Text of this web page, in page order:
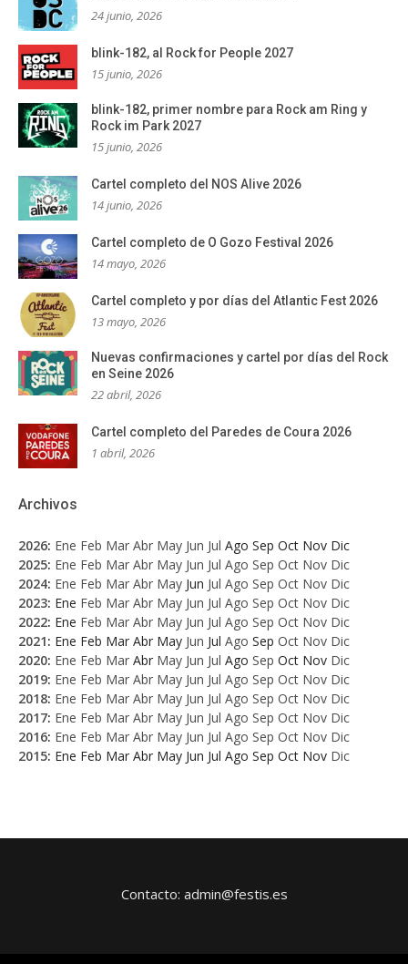
24 junio, 2026
blink-182, al Rock for People 2027
15 junio, 2026
blink-182, primer nombre para Rock am Ring y
Rock im Park 2027
15 junio, 2026
Cartel completo del NOS Alive 2026
14 junio, 2026
Cartel completo de O Gozo Festival 2026
14 mayo, 2026
Cartel completo y por días del Atlantic Fest 2026
13 mayo, 2026
Nuevas confirmaciones y cartel por días del Rock
en Seine 2026
22 abril, 2026
Cartel completo del Paredes de Coura 2026
1 abril, 2026
Archivos
2026: Ene Feb Mar Abr May Jun Jul Ago Sep Oct Nov Dic
2025: Ene Feb Mar Abr May Jun Jul Ago Sep Oct Nov Dic
2024: Ene Feb Mar Abr May Jun Jul Ago Sep Oct Nov Dic
2023: Ene Feb Mar Abr May Jun Jul Ago Sep Oct Nov Dic
2022: Ene Feb Mar Abr May Jun Jul Ago Sep Oct Nov Dic
2021: Ene Feb Mar Abr May Jun Jul Ago Sep Oct Nov Dic
2020: Ene Feb Mar Abr May Jun Jul Ago Sep Oct Nov Dic
2019: Ene Feb Mar Abr May Jun Jul Ago Sep Oct Nov Dic
2018: Ene Feb Mar Abr May Jun Jul Ago Sep Oct Nov Dic
2017: Ene Feb Mar Abr May Jun Jul Ago Sep Oct Nov Dic
2016: Ene Feb Mar Abr May Jun Jul Ago Sep Oct Nov Dic
2015: Ene Feb Mar Abr May Jun Jul Ago Sep Oct Nov Dic
Contacto: admin@festis.es